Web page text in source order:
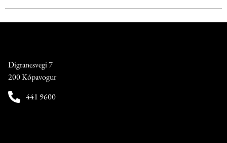
Digranesvegi 7
200 Kópavogur
441 9600